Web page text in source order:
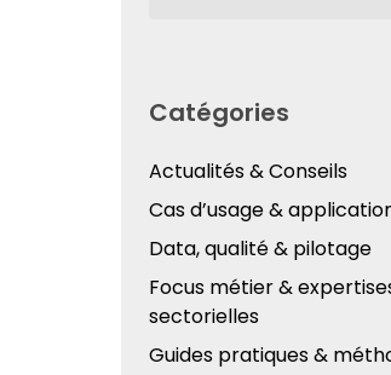
Catégories
Actualités & Conseils
Cas d’usage &
Data, qualité & pilotage
Focus métier &
sectorielles
Guides pratiques &